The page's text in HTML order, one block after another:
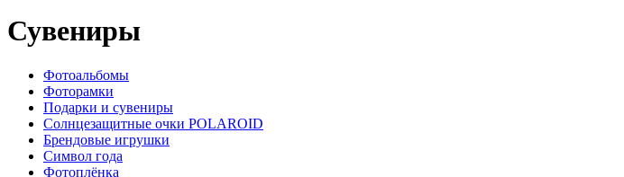
Сувениры
Фотоальбомы
Фоторамки
Подарки и сувениры
Солнцезащитные очки POLAROID
Брендовые игрушки
Символ года
Фотоплёнка